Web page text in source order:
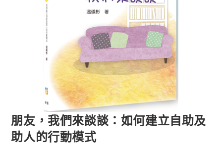
朋友，我們來談談：如何建立自助及
助人的行動模式